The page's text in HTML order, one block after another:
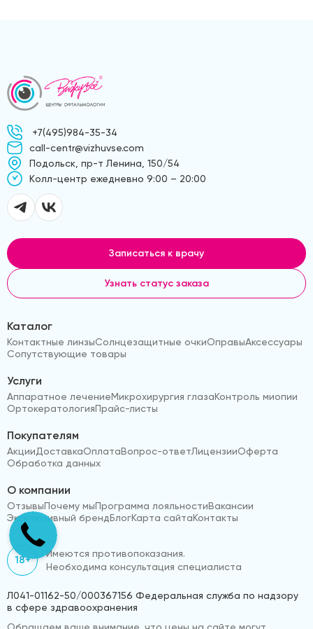
+7(495)984-35-34
call-centr@vizhuvse.com
Подольск, пр-т Ленина, 150/54
Kолл-центр ежедневно 9:00 – 20:00
Записаться к врачу
Узнать статус заказа
Каталог
Контактные линзыСолнцезащитные очкиОправыАксессуары
Сопутствующие товары
Услуги
Аппаратное лечениеМикрохирургия глазаКонтроль миопии
ОртокератологияПрайс-листы
Покупателям
АкцииДоставкаОплатаВопрос-ответЛицензииОферта
Обработка данных
О компании
ОтзывыПочему мыПрограмма лояльностиВакансии
Эксклюзивный брендБлогКарта сайтаКонтакты
18+
Имеются противопоказания.
Необходима консультация специалиста
Л041-01162-50/000367156 Федеральная служба по надзору
в сфере здравоохранения
Обращаем ваше внимание, что цены на сайте могут